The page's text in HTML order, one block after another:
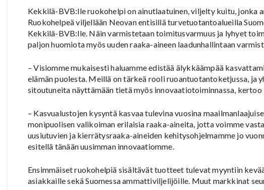
Kekkilä-BVB:lle ruokohelpi on ainutlaatuinen, viljelty kuitu, jonka
Ruokohelpeä viljellään Neovan entisillä turvetuotantoalueilla
Kekkilä-BVB:lle. Näin varmistetaan toimitusvarmuus ja lyhyet
paljon huomiota myös uuden raaka-aineen laadunhallintaan
– Visiomme mukaisesti haluamme edistää älykkäämpää
elämän puolesta. Meillä on tärkeä rooli ruoantuotantoketjussa, ja
sitoutuneita näyttämään tietä myös innovaatiotoiminnassa,
– Kasvualustojen kysyntä kasvaa tulevina vuosina
monipuolisen valikoiman erilaisia raaka-aineita, jotta voimme
uusiutuvien ja kierrätysraaka-aineiden kehitysohjelmamme jo
esitellä tänään uusimman innovaatiomme.
Ensimmäiset ruokohelpiä sisältävät tuotteet tulevat myyntiin
asiakkaille sekä Suomessa ammattiviljelijöille. Muut markkinat